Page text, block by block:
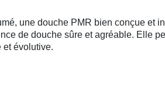
une douche PMR bien conçue et
de douche sûre et agréable. Elle
et évolutive.